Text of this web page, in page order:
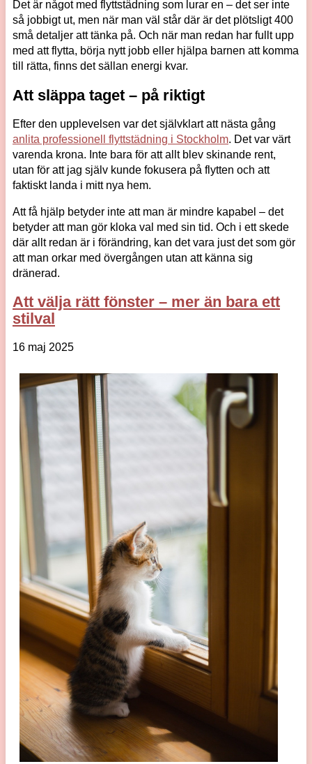
Det är något med flyttstädning som lurar en – det ser inte
så jobbigt ut, men när man väl står där är det plötsligt 400
små detaljer att tänka på. Och när man redan har fullt upp
med att flytta, börja nytt jobb eller hjälpa barnen att komma
till rätta, finns det sällan energi kvar.
Att släppa taget – på riktigt
Efter den upplevelsen var det självklart att nästa gång
anlita professionell flyttstädning i Stockholm. Det var värt
varenda krona. Inte bara för att allt blev skinande rent,
utan för att jag själv kunde fokusera på flytten och att
faktiskt landa i mitt nya hem.
Att få hjälp betyder inte att man är mindre kapabel – det
betyder att man gör kloka val med sin tid. Och i ett skede
där allt redan är i förändring, kan det vara just det som gör
att man orkar med övergången utan att känna sig
dränerad.
Att välja rätt fönster – mer än bara ett
stilval
16 maj 2025